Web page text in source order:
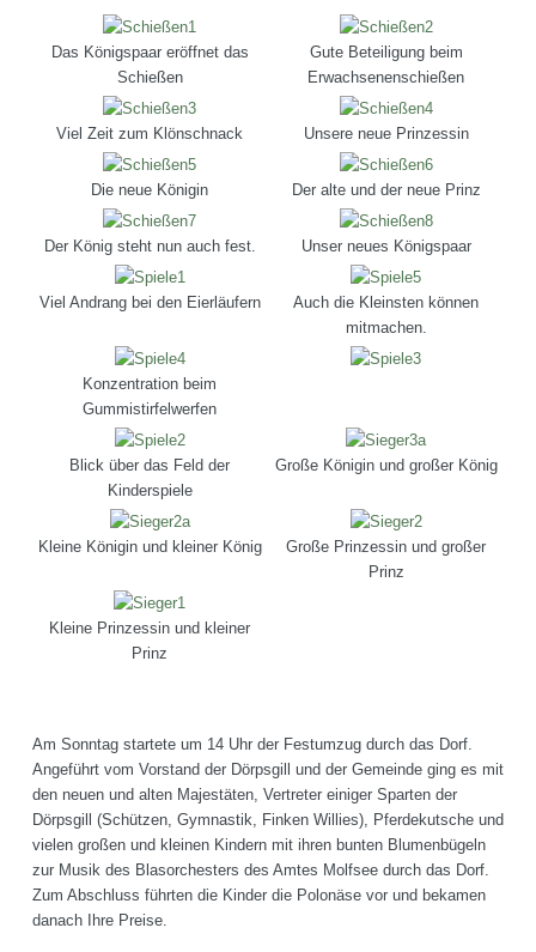
Das Königspaar eröffnet das
Schießen
Gute Beteiligung beim
Erwachsenenschießen
Viel Zeit zum Klönschnack Unsere neue Prinzessin
Die neue Königin Der alte und der neue Prinz
Der König steht nun auch fest. Unser neues Königspaar
Viel Andrang bei den Eierläufern
Auch die Kleinsten können
mitmachen.
Konzentration beim
Gummistirfelwerfen
Blick über das Feld der
Kinderspiele
Große Königin und großer König
Kleine Königin und kleiner König
Große Prinzessin und großer
Prinz
Kleine Prinzessin und kleiner
Prinz
Am Sonntag startete um 14 Uhr der Festumzug durch das Dorf.
Angeführt vom Vorstand der Dörpsgill und der Gemeinde ging es mit
den neuen und alten Majestäten, Vertreter einiger Sparten der
Dörpsgill (Schützen, Gymnastik, Finken Willies), Pferdekutsche und
vielen großen und kleinen Kindern mit ihren bunten Blumenbügeln
zur Musik des Blasorchesters des Amtes Molfsee durch das Dorf.
Zum Abschluss führten die Kinder die Polonäse vor und bekamen
danach Ihre Preise.